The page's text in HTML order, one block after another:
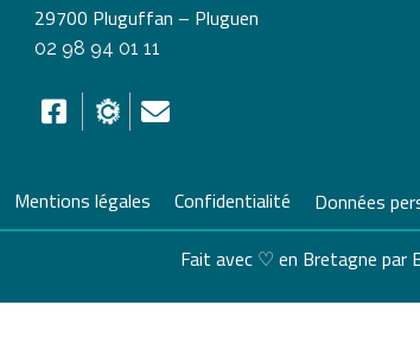
29700 Pluguffan – Pluguen
02 98 94 01 11
Mentions légales Confidentialité Données
Fait avec ♡ en Bretagne par